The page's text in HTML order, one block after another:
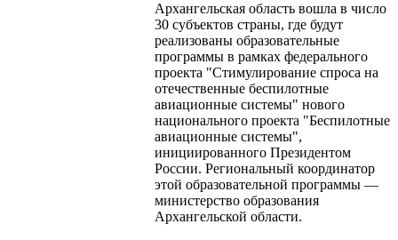
Архангельская область вошла в число
30 субъектов страны, где будут
реализованы образовательные
программы в рамках федерального
проекта "Стимулирование спроса на
отечественные беспилотные
авиационные системы" нового
национального проекта "Беспилотные
авиационные системы",
инициированного Президентом
России. Региональный координатор
этой образовательной программы —
министерство образования
Архангельской области.